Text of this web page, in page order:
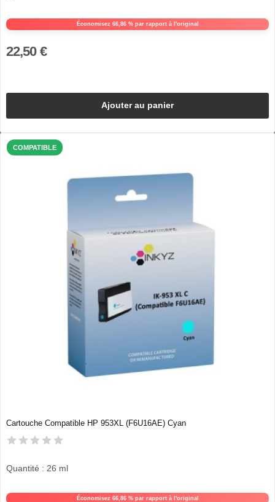
Économisez 66,86 % par rapport à l'original
22,50 €
Ajouter au panier
COMPATIBLE
Cartouche Compatible HP 953XL (F6U16AE) Cyan
Économisez 66,86 % par rapport à l'original
Quantité : 26 ml